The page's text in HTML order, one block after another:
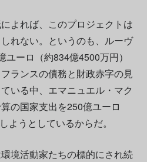
よれば、このプロジェクトは
れない。というのも、ルーヴ
ーロ（約834億4500万円）
ランスの債務と財政赤字の見
いる中、エマニュエル・マク
の国家支出を250億ユーロ
ようとしているからだ。
境活動家たちの標的にされ続